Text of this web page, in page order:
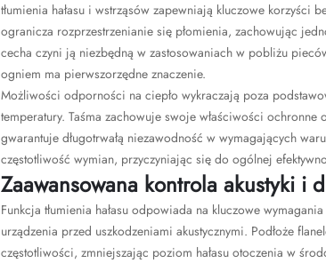
tłumienia hałasu i wstrząsów zapewniają kluczowe korzyści
ogranicza rozprzestrzenianie się płomienia, zachowując
cecha czyni ją niezbędną w zastosowaniach w pobliżu
ogniem ma pierwszorzędne znaczenie.
Możliwości odporności na ciepło wykraczają poza
temperatury. Taśma zachowuje swoje właściwości ochronne
gwarantuje długotrwałą niezawodność w wymagających
częstotliwość wymian, przyczyniając się do ogólnej
Zaawansowana kontrola akustyki i
Funkcja tłumienia hałasu odpowiada na kluczowe
urządzenia przed uszkodzeniami akustycznymi. Podłoże
częstotliwości, zmniejszając poziom hałasu otoczenia w